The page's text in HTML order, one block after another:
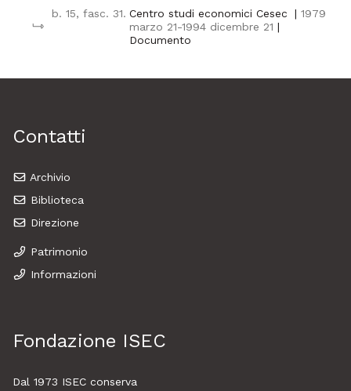
b. 15, fasc. 31. Centro studi economici Cesec | 1979
marzo 21-1994 dicembre 21 |
Documento
Contatti
Archivio
Biblioteca
Direzione
Patrimonio
Informazioni
Fondazione ISEC
Dal 1973 ISEC conserva